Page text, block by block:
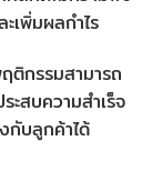
เพิ่มผลกำไร
ติกรรมสามารถ
ะสบความสำเร็จ
กับลูกค้าได้